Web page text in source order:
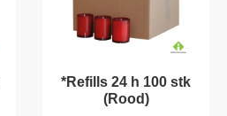
*Refills 24 h 100 stk
(Rood)